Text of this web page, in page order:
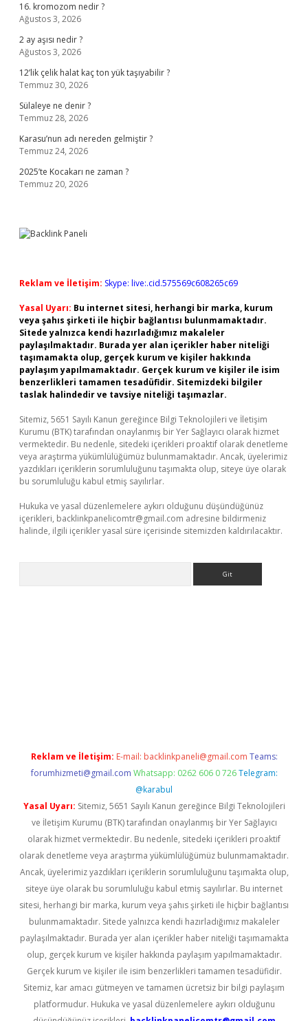
16. kromozom nedir ?
Ağustos 3, 2026
2 ay aşısı nedir ?
Ağustos 3, 2026
12’lik çelik halat kaç ton yük taşıyabilir ?
Temmuz 30, 2026
Sülaleye ne denir ?
Temmuz 28, 2026
Karasu’nun adı nereden gelmiştir ?
Temmuz 24, 2026
2025’te Kocakarı ne zaman ?
Temmuz 20, 2026
Reklam ve İletişim: Skype: live:.cid.575569c608265c69
Yasal Uyarı: Bu internet sitesi, herhangi bir marka, kurum
veya şahıs şirketi ile hiçbir bağlantısı bulunmamaktadır.
Sitede yalnızca kendi hazırladığımız makaleler
paylaşılmaktadır. Burada yer alan içerikler haber niteliği
taşımamakta olup, gerçek kurum ve kişiler hakkında
paylaşım yapılmamaktadır. Gerçek kurum ve kişiler ile isim
benzerlikleri tamamen tesadüfidir. Sitemizdeki bilgiler
taslak halindedir ve tavsiye niteliği taşımazlar.
Sitemiz, 5651 Sayılı Kanun gereğince Bilgi Teknolojileri ve İletişim
Kurumu (BTK) tarafından onaylanmış bir Yer Sağlayıcı olarak hizmet
vermektedir. Bu nedenle, sitedeki içerikleri proaktif olarak denetleme
veya araştırma yükümlülüğümüz bulunmamaktadır. Ancak, üyelerimiz
yazdıkları içeriklerin sorumluluğunu taşımakta olup, siteye üye olarak
bu sorumluluğu kabul etmiş sayılırlar.
Hukuka ve yasal düzenlemelere aykırı olduğunu düşündüğünüz
içerikleri, backlinkpanelicomtr@gmail.com adresine bildirmeniz
halinde, ilgili içerikler yasal süre içerisinde sitemizden kaldırılacaktır.
Reklam ve İletişim: E-mail: backlinkpaneli@gmail.com Teams:
forumhizmeti@gmail.com Whatsapp: 0262 606 0 726 Telegram:
@karabul
Yasal Uyarı: Sitemiz, 5651 Sayılı Kanun gereğince Bilgi Teknolojileri
ve İletişim Kurumu (BTK) tarafından onaylanmış bir Yer Sağlayıcı
olarak hizmet vermektedir. Bu nedenle, sitedeki içerikleri proaktif
olarak denetleme veya araştırma yükümlülüğümüz bulunmamaktadır.
Ancak, üyelerimiz yazdıkları içeriklerin sorumluluğunu taşımakta olup,
siteye üye olarak bu sorumluluğu kabul etmiş sayılırlar. Bu internet
sitesi, herhangi bir marka, kurum veya şahıs şirketi ile hiçbir bağlantısı
bulunmamaktadır. Sitede yalnızca kendi hazırladığımız makaleler
paylaşılmaktadır. Burada yer alan içerikler haber niteliği taşımamakta
olup, gerçek kurum ve kişiler hakkında paylaşım yapılmamaktadır.
Gerçek kurum ve kişiler ile isim benzerlikleri tamamen tesadüfidir.
Sitemiz, kar amacı gütmeyen ve tamamen ücretsiz bir bilgi paylaşım
platformudur. Hukuka ve yasal düzenlemelere aykırı olduğunu